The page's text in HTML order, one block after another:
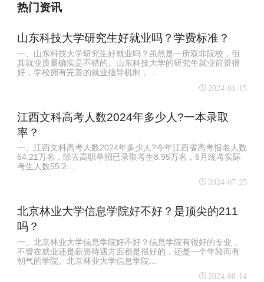
热门资讯
山东科技大学研究生好就业吗？学费标准？
一、山东科技大学研究生好就业吗？虽然是一所双非院校，但
其就业质量确实是不错的。山东科技大学的研究生就业前景很
好，学校拥有完善的就业指导机制，...
2024-01-15
江西文科高考人数2024年多少人?一本录取
率？
一、江西文科高考人数2024年多少人?今年江西省高考报名人数
64.21万名，除去高职单招已录取考生8.95万名，6月统考实际
考生人数55.2...
2024-07-25
北京林业大学信息学院好不好？是顶尖的211
吗？
一、北京林业大学信息学院好不好？信息学院有很好的专业，
不管在就业还是薪资待遇方面都是很好的，还是一个年轻而有
朝气的学院。北京林业大学信息学院...
2024-08-14